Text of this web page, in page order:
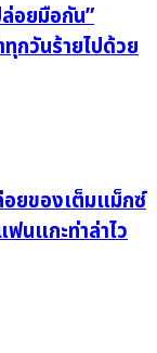
อยมือกัน”
วันร้ายไปด้วย
ยของเต็มแม็กซ์
นแกะท่าล่าไว